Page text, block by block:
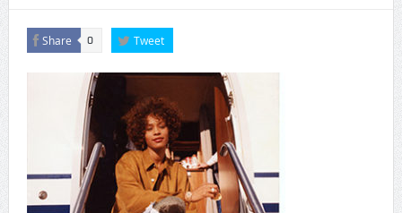
Share 0 Tweet